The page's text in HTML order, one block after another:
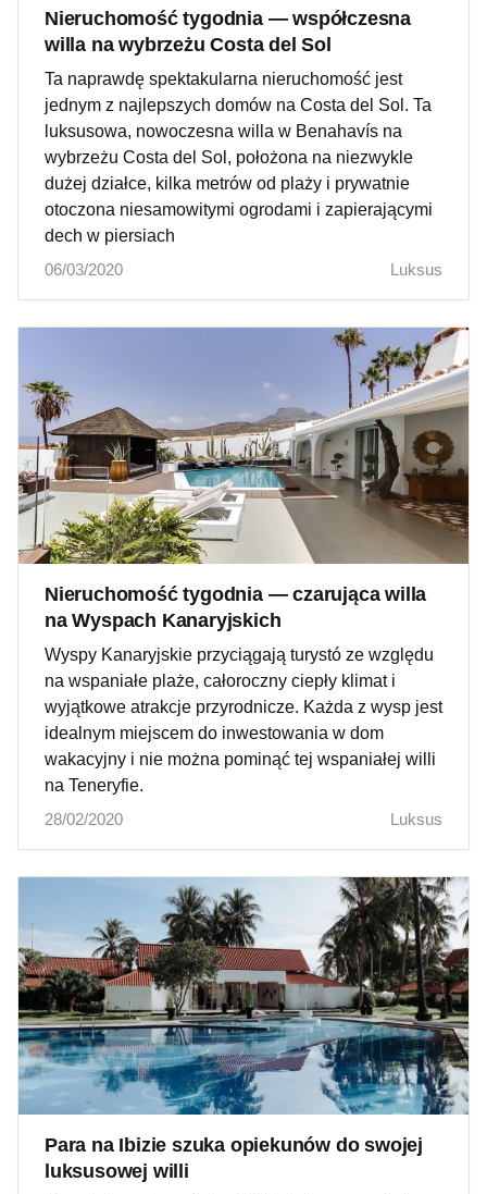
Nieruchomość tygodnia — współczesna
willa na wybrzeżu Costa del Sol
Ta naprawdę spektakularna nieruchomość jest
jednym z najlepszych domów na Costa del Sol. Ta
luksusowa, nowoczesna willa w Benahavís na
wybrzeżu Costa del Sol, położona na niezwykle
dużej działce, kilka metrów od plaży i prywatnie
otoczona niesamowitymi ogrodami i zapierającymi
dech w piersiach
06/03/2020
Luksus
Nieruchomość tygodnia — czarująca willa
na Wyspach Kanaryjskich
Wyspy Kanaryjskie przyciągają turystó ze względu
na wspaniałe plaże, całoroczny ciepły klimat i
wyjątkowe atrakcje przyrodnicze. Każda z wysp jest
idealnym miejscem do inwestowania w dom
wakacyjny i nie można pominąć tej wspaniałej willi
na Teneryfie.
28/02/2020
Luksus
Para na Ibizie szuka opiekunów do swojej
luksusowej willi